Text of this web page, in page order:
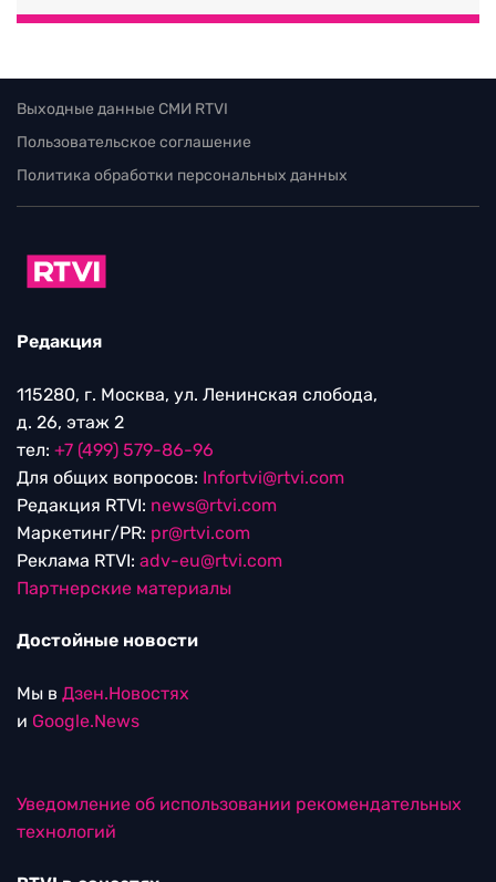
Выходные данные СМИ RTVI
Пользовательское соглашение
Политика обработки персональных данных
Редакция
115280, г. Москва, ул. Ленинская слобода,
д. 26, этаж 2
тел: +7 (499) 579-86-96
Для общих вопросов: Infortvi@rtvi.com
Редакция RTVI: news@rtvi.com
Маркетинг/PR: pr@rtvi.com
Реклама RTVI: adv-eu@rtvi.com
Партнерские материалы
Достойные новости
Мы в Дзен.Новостях
и Google.News
Уведомление об использовании рекомендательных
технологий